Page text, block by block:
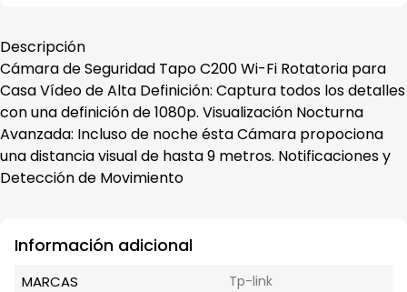
Rotatoria
para
Casa
cantidad
Descripción
Cámara de Seguridad Tapo C200 Wi-Fi Rotatoria para
Casa Vídeo de Alta Definición: Captura todos los detalles
con una definición de 1080p. Visualización Nocturna
Avanzada: Incluso de noche ésta Cámara propociona
una distancia visual de hasta 9 metros. Notificaciones y
Detección de Movimiento
Información adicional
MARCAS Tp-link